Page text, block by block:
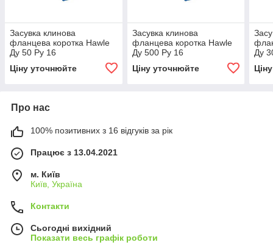
Засувка клинова
фланцева коротка Hawle
Ду 50 Ру 16
Ціну уточнюйте
Засувка клинова
фланцева коротка Hawle
Ду 500 Ру 16
Ціну уточнюйте
Ду
Про нас
100% позитивних з 16 відгуків за рік
Працює з 13.04.2021
м. Київ
Київ, Україна
Контакти
Сьогодні вихідний
Показати весь графік роботи